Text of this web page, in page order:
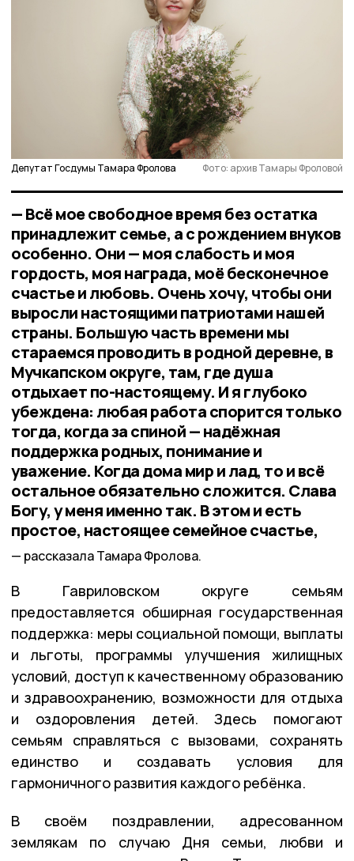
Депутат Госдумы Тамара Фролова Фото: архив Тамары Фроловой
— Всё мое свободное время без остатка
принадлежит семье, а с рождением внуков
особенно. Они — моя слабость и моя
гордость, моя награда, моё бесконечное
счастье и любовь. Очень хочу, чтобы они
выросли настоящими патриотами нашей
страны. Большую часть времени мы
стараемся проводить в родной деревне, в
Мучкапском округе, там, где душа
отдыхает по-настоящему. И я глубоко
убеждена: любая работа спорится только
тогда, когда за спиной — надёжная
поддержка родных, понимание и
уважение. Когда дома мир и лад, то и всё
остальное обязательно сложится. Слава
Богу, у меня именно так. В этом и есть
простое, настоящее семейное счастье,
рассказала Тамара Фролова.
В Гавриловском округе семьям
предоставляется обширная государственная
поддержка: меры социальной помощи, выплаты
и льготы, программы улучшения жилищных
условий, доступ к качественному образованию
и здравоохранению, возможности для отдыха
и оздоровления детей. Здесь помогают
семьям справляться с вызовами, сохранять
единство и создавать условия для
гармоничного развития каждого ребёнка.
В своём поздравлении, адресованном
землякам по случаю Дня семьи, любви и